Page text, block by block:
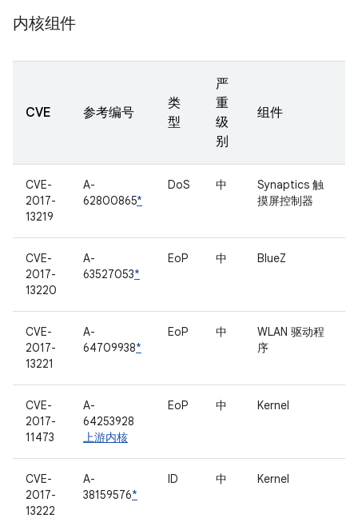
内核组件
CVE 参考编号
类
型
严
重
级
别
组件
CVE-
2017-
13219
A-
62800865*
DoS 中
Synaptics 触
摸屏控制器
CVE-
2017-
13220
A-
63527053*
EoP 中 BlueZ
CVE-
2017-
13221
A-
64709938*
EoP 中
WLAN 驱动程
序
CVE-
2017-
11473
A-
64253928
上游内核
EoP 中 Kernel
CVE-
2017-
13222
A-
38159576*
ID 中 Kernel